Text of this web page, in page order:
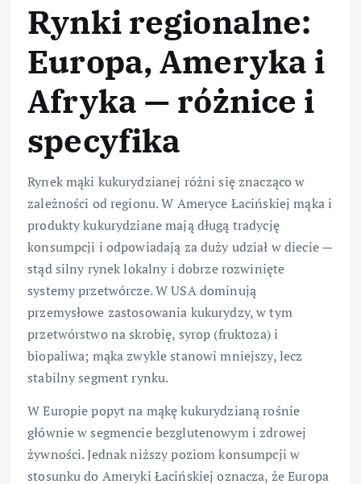
Rynki regionalne:
Europa, Ameryka i
Afryka — różnice i
specyfika
Rynek mąki kukurydzianej różni się znacząco w
zależności od regionu. W Ameryce Łacińskiej mąka i
produkty kukurydziane mają długą tradycję
konsumpcji i odpowiadają za duży udział w diecie —
stąd silny rynek lokalny i dobrze rozwinięte
systemy przetwórcze. W USA dominują
przemysłowe zastosowania kukurydzy, w tym
przetwórstwo na skrobię, syrop (fruktoza) i
biopaliwa; mąka zwykle stanowi mniejszy, lecz
stabilny segment rynku.
W Europie popyt na mąkę kukurydzianą rośnie
głównie w segmencie bezglutenowym i zdrowej
żywności. Jednak niższy poziom konsumpcji w
stosunku do Ameryki Łacińskiej oznacza, że Europa